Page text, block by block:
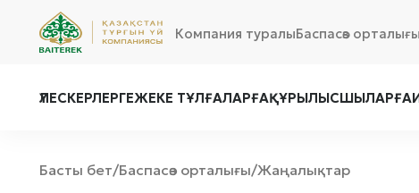
Компания туралыБаспасөз орталығы
ҮЛЕСКЕРЛЕРГЕЖЕКЕ ТҰЛҒАЛАРҒАҚҰРЫЛЫСШЫЛАРҒА
Басты бет/Баспасөз орталығы/Жаңалықтар